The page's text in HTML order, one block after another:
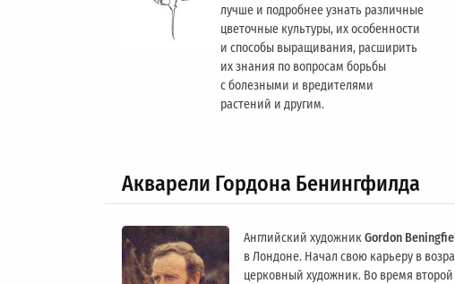
лучше и подробнее узнать различные
цветочные культуры, их особенности
и способы выращивания, расширить
их знания по вопросам борьбы
с болезными и вредителями
растений и другим.
Акварели Гордона Бенингфилда
Английский художникGordon
в Лондоне. Начал свою карьеру в
церковный художник. Во время